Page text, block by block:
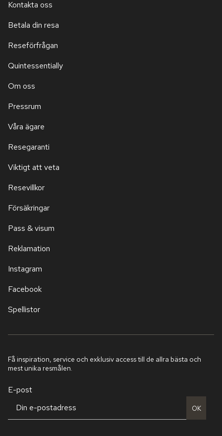
Kontakta oss
Betala din resa
Reseförfrågan
Quintessentially
Om oss
Pressrum
Våra ägare
Resegaranti
Viktigt att veta
Resevillkor
Försäkringar
Pass & visum
Reklamation
Instagram
Facebook
Spellistor
Få inspiration, service och exklusiv access till de allra bästa och
mest unika resmålen.
E-post
OK